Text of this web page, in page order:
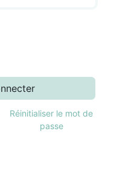
Réinitialiser le mot de
passe